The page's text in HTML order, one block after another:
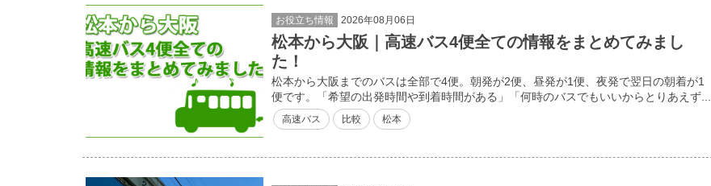
お役立ち情報 2026年08月06日
松本から大阪｜高速バス4便全ての情報をまとめてみまし
た！
松本から大阪までのバスは全部で4便。朝発が2便、昼発が1便、夜発で翌日の朝着が1
便です。「希望の出発時間や到着時間がある」「何時のバスでもいいからとりあえず...
高速バス 比較 松本